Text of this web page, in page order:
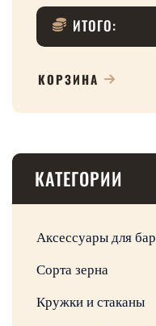
ИТОГО:
КОРЗИНА
КАТЕГОРИИ
Аксессуары для
Сорта зерна
Кружки и стаканы